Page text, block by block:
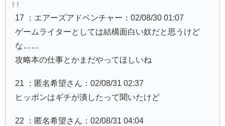
17 ：エアーズアドベンチャー：02/08/30 01:07
ゲームライターとしては結構面白い奴だと思うけど
な……
攻略本の仕事とかまだやってほしいね
21 ：匿名希望さん：02/08/31 02:37
ヒッポンはギチが潰したって聞いたけど
22 ：匿名希望さん：02/08/31 04:04